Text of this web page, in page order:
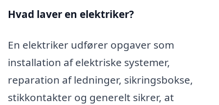
Hvad laver en elektriker?
En elektriker udfører opgaver som
installation af elektriske systemer,
reparation af ledninger, sikringsbokse,
stikkontakter og generelt sikrer, at